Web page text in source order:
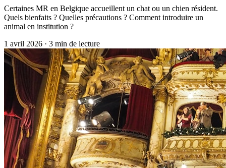
Certaines MR en Belgique accueillent un chat ou un chien résident.
Quels bienfaits ? Quelles précautions ? Comment introduire un
animal en institution ?
1 avril 2026 · 3 min de lecture